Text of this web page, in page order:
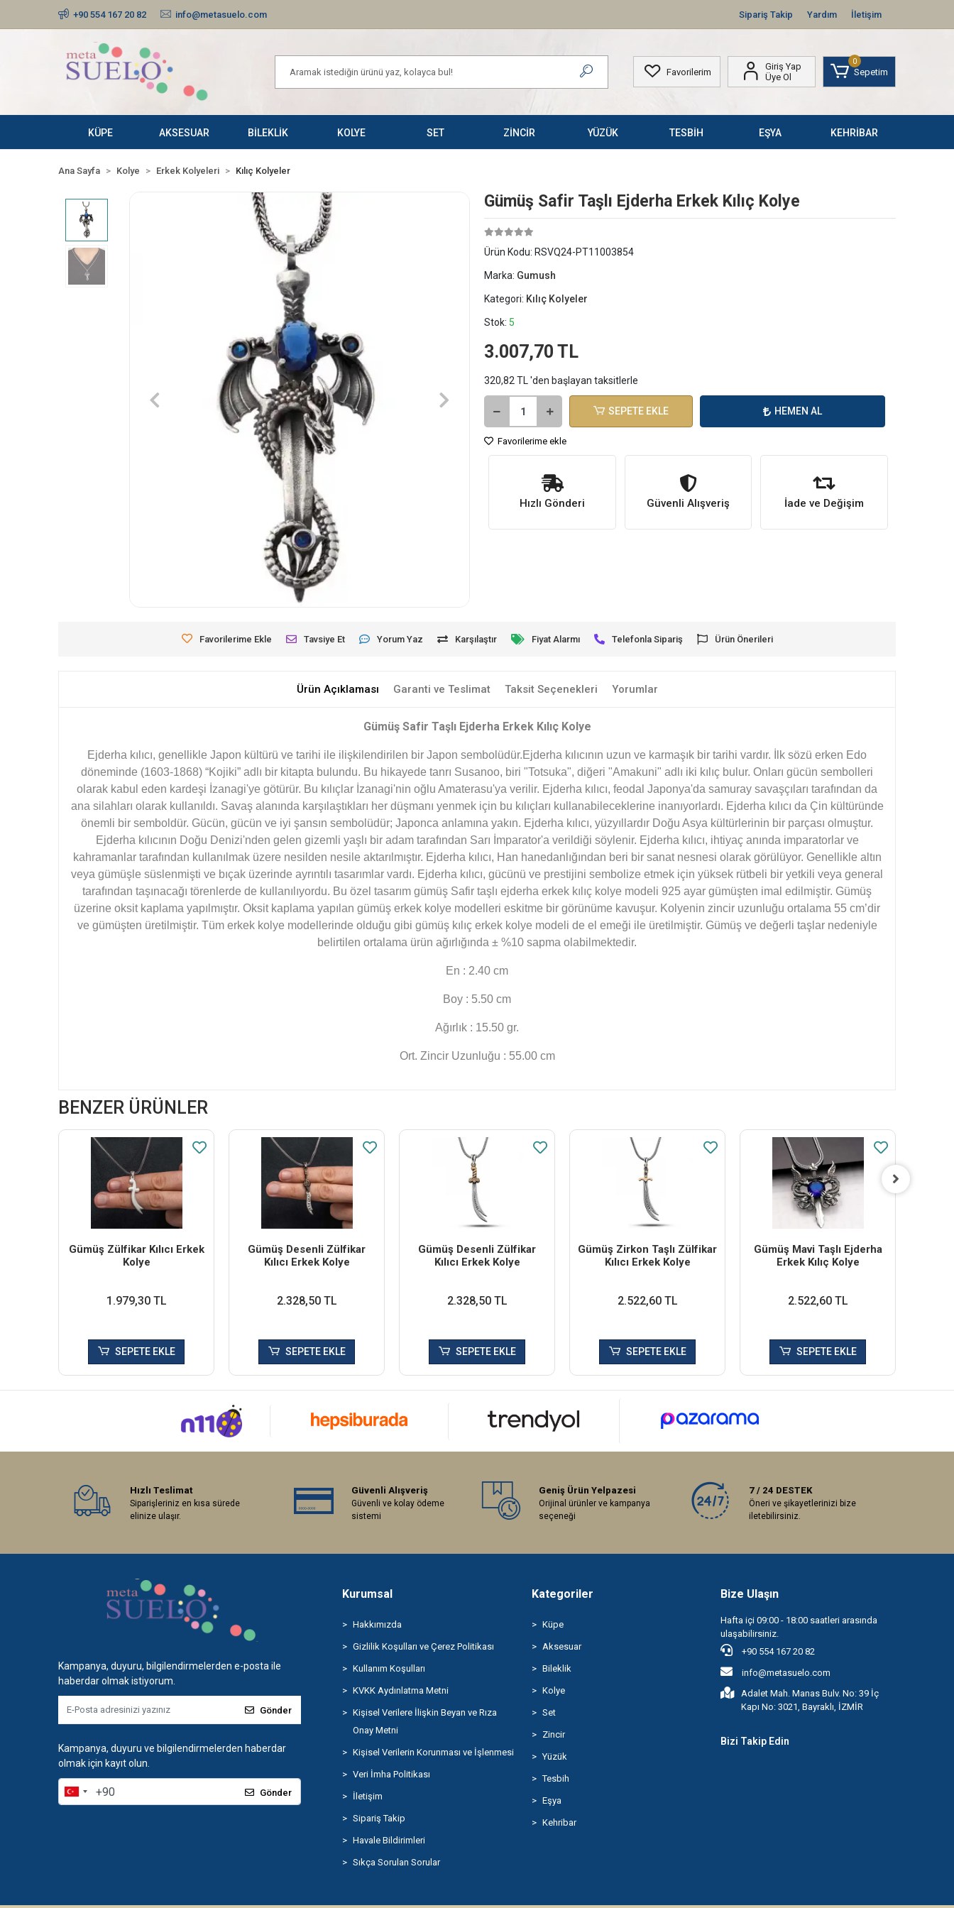
+90 554 167 20 82 info@metasuelo.com Sipariş Takip Yardım İletişim
Favorilerim
Giriş Yap
Üye Ol
0
Sepetim
KÜPE AKSESUAR BİLEKLİK KOLYE SET ZİNCİR YÜZÜK TESBİH EŞYA KEHRİBAR
Ana Sayfa Kolye Erkek Kolyeleri Kılıç Kolyeler
Gümüş Safir Taşlı Ejderha Erkek Kılıç Kolye
Ürün Kodu: RSVQ24-PT11003854
Marka: Gumush
Kategori: Kılıç Kolyeler
Stok: 5
3.007,70 TL
320,82 TL 'den başlayan taksitlerle
SEPETE EKLE HEMEN AL
Favorilerime ekle
Hızlı Gönderi Güvenli Alışveriş İade ve Değişim
Favorilerime Ekle Tavsiye Et Yorum Yaz Karşılaştır Fiyat Alarmı Telefonla Sipariş Ürün Önerileri
Ürün Açıklaması Garanti ve Teslimat Taksit Seçenekleri Yorumlar
Gümüş Safir Taşlı Ejderha Erkek Kılıç Kolye
Ejderha kılıcı, genellikle Japon kültürü ve tarihi ile ilişkilendirilen bir Japon sembolüdür.Ejderha kılıcının uzun ve karmaşık bir tarihi vardır. İlk sözü erken Edo
döneminde (1603-1868) “Kojiki” adlı bir kitapta bulundu. Bu hikayede tanrı Susanoo, biri "Totsuka", diğeri "Amakuni" adlı iki kılıç bulur. Onları gücün sembolleri
olarak kabul eden kardeşi İzanagi'ye götürür. Bu kılıçlar İzanagi'nin oğlu Amaterasu'ya verilir. Ejderha kılıcı, feodal Japonya'da samuray savaşçıları tarafından da
ana silahları olarak kullanıldı. Savaş alanında karşılaştıkları her düşmanı yenmek için bu kılıçları kullanabileceklerine inanıyorlardı. Ejderha kılıcı da Çin kültüründe
önemli bir semboldür. Gücün, gücün ve iyi şansın sembolüdür; Japonca anlamına yakın. Ejderha kılıcı, yüzyıllardır Doğu Asya kültürlerinin bir parçası olmuştur.
Ejderha kılıcının Doğu Denizi'nden gelen gizemli yaşlı bir adam tarafından Sarı İmparator'a verildiği söylenir. Ejderha kılıcı, ihtiyaç anında imparatorlar ve
kahramanlar tarafından kullanılmak üzere nesilden nesile aktarılmıştır. Ejderha kılıcı, Han hanedanlığından beri bir sanat nesnesi olarak görülüyor. Genellikle altın
veya gümüşle süslenmişti ve bıçak üzerinde ayrıntılı tasarımlar vardı. Ejderha kılıcı, gücünü ve prestijini sembolize etmek için yüksek rütbeli bir yetkili veya general
tarafından taşınacağı törenlerde de kullanılıyordu. Bu özel tasarım gümüş Safir taşlı ejderha erkek kılıç kolye modeli 925 ayar gümüşten imal edilmiştir. Gümüş
üzerine oksit kaplama yapılmıştır. Oksit kaplama yapılan gümüş erkek kolye modelleri eskitme bir görünüme kavuşur. Kolyenin zincir uzunluğu ortalama 55 cm’dir
ve gümüşten üretilmiştir. Tüm erkek kolye modellerinde olduğu gibi gümüş kılıç erkek kolye modeli de el emeği ile üretilmiştir. Gümüş ve değerli taşlar nedeniyle
belirtilen ortalama ürün ağırlığında ± %10 sapma olabilmektedir.
En : 2.40 cm
Boy : 5.50 cm
Ağırlık : 15.50 gr.
Ort. Zincir Uzunluğu : 55.00 cm
BENZER ÜRÜNLER
Gümüş Zülfikar Kılıcı Erkek
Kolye
1.979,30 TL
SEPETE EKLE
Gümüş Desenli Zülfikar
Kılıcı Erkek Kolye
2.328,50 TL
SEPETE EKLE
Gümüş Desenli Zülfikar
Kılıcı Erkek Kolye
2.328,50 TL
SEPETE EKLE
Gümüş Zirkon Taşlı Zülfikar
Kılıcı Erkek Kolye
2.522,60 TL
SEPETE EKLE
Gümüş Mavi Taşlı Ejderha
Erkek Kılıç Kolye
2.522,60 TL
SEPETE EKLE
Hızlı Teslimat
Siparişleriniz en kısa sürede
elinize ulaşır.
Güvenli Alışveriş
Güvenli ve kolay ödeme
sistemi
Geniş Ürün Yelpazesi
Orijinal ürünler ve kampanya
seçeneği
7 / 24 DESTEK
Öneri ve şikayetlerinizi bize
iletebilirsiniz.
Kampanya, duyuru, bilgilendirmelerden e-posta ile
haberdar olmak istiyorum.
Gönder
Kampanya, duyuru ve bilgilendirmelerden haberdar
olmak için kayıt olun.
Gönder
Kurumsal
Hakkımızda
Gizlilik Koşulları ve Çerez Politikası
Kullanım Koşulları
KVKK Aydınlatma Metni
Kişisel Verilere İlişkin Beyan ve Rıza
Onay Metni
Kişisel Verilerin Korunması ve İşlenmesi
Veri İmha Politikası
İletişim
Sipariş Takip
Havale Bildirimleri
Sıkça Sorulan Sorular
Kategoriler
Küpe
Aksesuar
Bileklik
Kolye
Set
Zincir
Yüzük
Tesbih
Eşya
Kehribar
Bize Ulaşın
Hafta içi 09:00 - 18:00 saatleri arasında
ulaşabilirsiniz.
+90 554 167 20 82
info@metasuelo.com
Adalet Mah. Manas Bulv. No: 39 İç
Kapı No: 3021, Bayraklı, İZMİR
Bizi Takip Edin